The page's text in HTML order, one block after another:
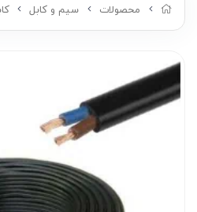
محصولات سیم و کابل